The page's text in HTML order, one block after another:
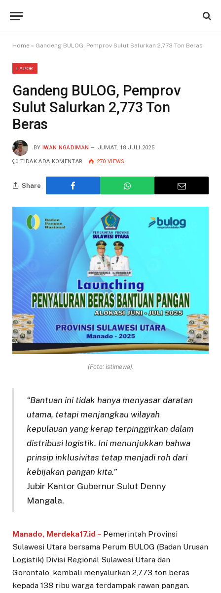
Home » Gandeng BULOG, Pemprov Sulut Salurkan 2,773 Ton Beras
LAPOR
Gandeng BULOG, Pemprov
Sulut Salurkan 2,773 Ton
Beras
BY IWAN NGADIMAN JUMAT, 18 JULI 2025
TIDAK ADA KOMENTAR 270 VIEWS
Share
(Foto: istimewa).
“Bantuan ini tidak hanya menyasar daratan
utama, tetapi menjangkau wilayah
kepulauan yang kerap terpinggirkan dalam
distribusi logistik. Ini menunjukkan bahwa
prinsip inklusivitas tetap menjadi roh dari
kebijakan pangan kita.”
Jubir Kantor Gubernur Sulut Denny
Mangala.
Manado, Merdeka17.id – Pemerintah Provinsi
Sulawesi Utara bersama Perum BULOG (Badan Urusan
Logistik) Divisi Regional Sulawesi Utara dan
Gorontalo, kembali menyalurkan 2,773 ton beras
kepada 138 ribu warga terdampak rawan pangan.